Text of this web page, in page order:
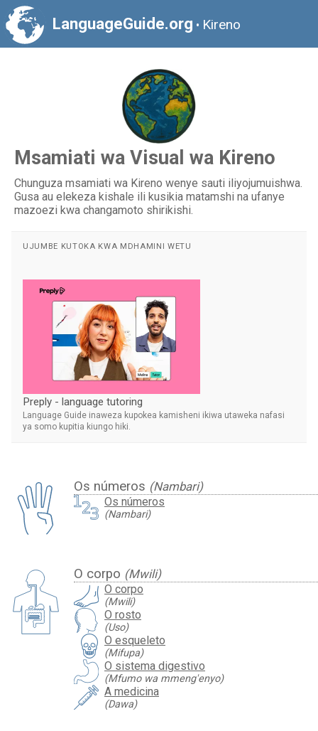
LanguageGuide.org • Kireno
Msamiati wa Visual wa Kireno
Chunguza msamiati wa Kireno wenye sauti iliyojumuishwa.
Gusa au elekeza kishale ili kusikia matamshi na ufanye
mazoezi kwa changamoto shirikishi.
Os números (Nambari)
Os números
(Nambari)
O corpo (Mwili)
O corpo
(Mwili)
O rosto
(Uso)
O esqueleto
(Mifupa)
O sistema digestivo
(Mfumo wa mmeng'enyo)
A medicina
(Dawa)
UJUMBE KUTOKA KWA MDHAMINI WETU
Preply - language tutoring
Language Guide inaweza kupokea kamisheni ikiwa utaweka nafasi
ya somo kupitia kiungo hiki.